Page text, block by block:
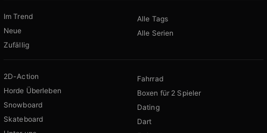
Im Trend
Neue
Zufällig
Alle Tags
Alle Serien
2D-Action
Horde Überleben
Snowboard
Skateboard
Fahrrad
Boxen für 2 Spieler
Dating
Dart